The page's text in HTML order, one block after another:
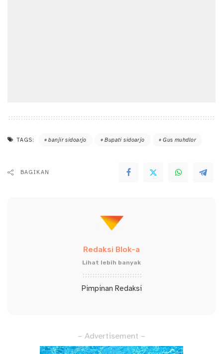
TAGS: banjir sidoarjo Bupati sidoarjo Gus muhdlor
BAGIKAN
Redaksi Blok-a
Lihat lebih banyak
Pimpinan Redaksi
– Advertisement –